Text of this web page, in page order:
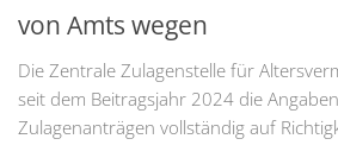
von Amts wegen
Die Zentrale Zulagenstelle für
seit dem Beitragsjahr 2024 die
Zulagenanträgen vollständig auf